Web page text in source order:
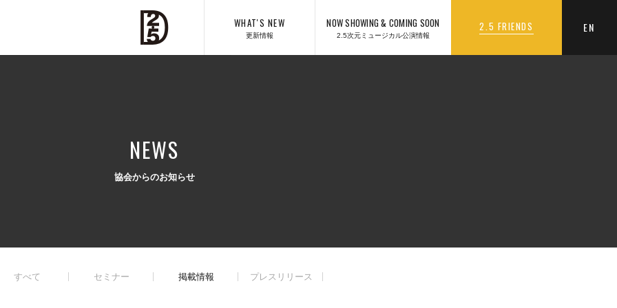
EN
WHAT'S NEW
更新情報
NOW SHOWING & COMING SOON
2.5次元ミュージカル公演情報
2.5 FRIENDS
NEWS
協会からのお知らせ
すべて セミナー 掲載情報 プレスリリース